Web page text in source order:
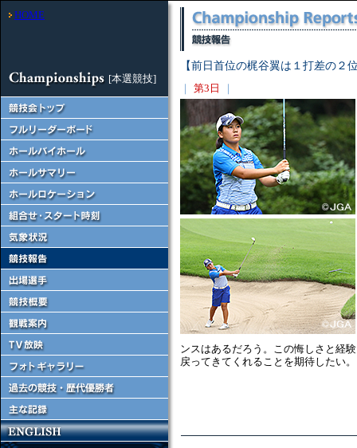
HOME
[本選競技]
【前日首位の梶谷翼は１打差の２
｜
第3日 ｜
ンスはあるだろう。この悔しさと経
戻ってきてくれることを期待したい。